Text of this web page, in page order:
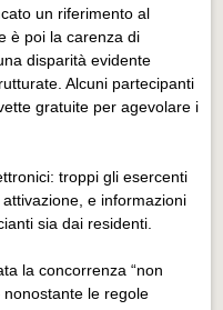
un riferimento al
è poi la carenza di
disparità evidente
Alcuni partecipanti
gratuite per agevolare i
troppi gli esercenti
e informazioni
sia dai residenti.
la concorrenza “non
nonostante le regole